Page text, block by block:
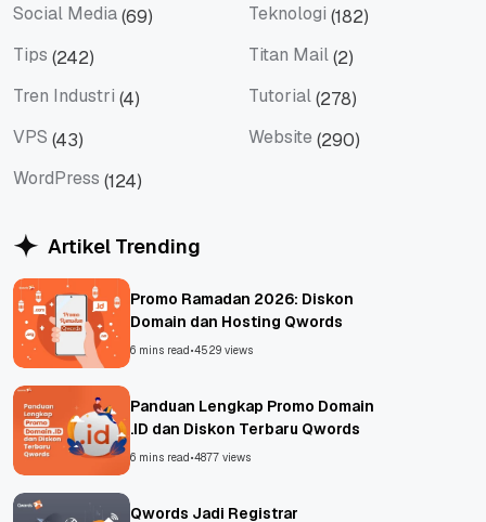
Social Media(69) Teknologi (182)
Tips (242) Titan Mail(2)
Tren Industri (4) Tutorial(278)
VPS (43) Website (290)
WordPress (124)
Artikel Trending
Promo Ramadan 2026: Diskon
Domain dan Hosting Qwords
6 mins read•4529 views
Panduan Lengkap Promo Domain
.ID dan Diskon Terbaru Qwords
6 mins read•4877 views
Qwords Jadi Registrar